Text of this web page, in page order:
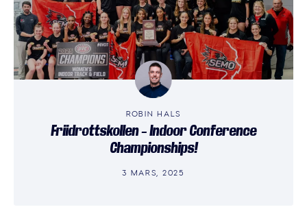
ROBIN HALS
Friidrottskollen – Indoor Conference
Championships!
3 MARS, 2025